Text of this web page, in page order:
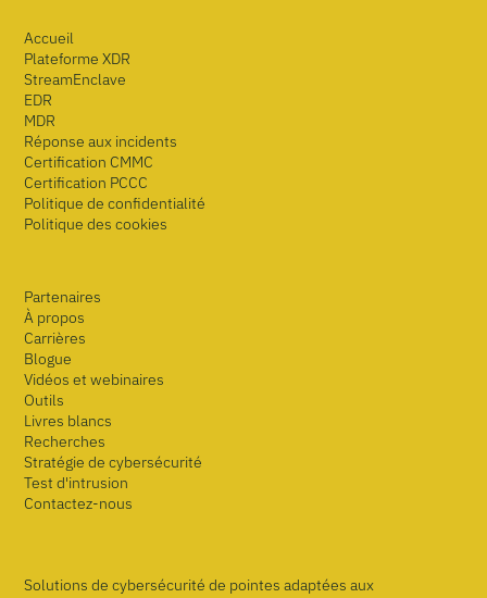
Accueil
Plateforme XDR
StreamEnclave
EDR
MDR
Réponse aux incidents
Certification CMMC
Certification PCCC
Politique de confidentialité
Politique des cookies
Partenaires
À propos
Carrières
Blogue
Vidéos et webinaires
Outils
Livres blancs
Recherches
Stratégie de cybersécurité
Test d'intrusion
Contactez-nous
Solutions de cybersécurité de pointes adaptées aux